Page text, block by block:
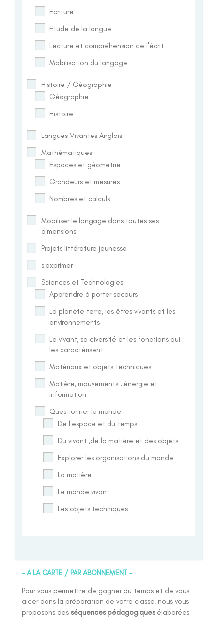
– A LA CARTE / PAR ABONNEMENT –
Pour vous permettre de gagner du temps et de vous
aider dans la préparation de votre classe, nous vous
proposons des séquences pédagogiquesélaborées
Ecriture
Etude de la langue
Lecture et compréhension de l'écrit
Mobilisation du langage
Histoire / Géographie
Géographie
Histoire
Langues Vivantes Anglais
Mathématiques
Espaces et géométrie
Grandeurs et mesures
Nombres et calculs
Mobiliser le langage dans toutes ses
dimensions
Projets littérature jeunesse
s'exprimer
Sciences et Technologies
Apprendre à porter secours
La planète terre, les êtres vivants et les
environnements
Le vivant, sa diversité et les fonctions qui
les caractérisent
Matériaux et objets techniques
Matière, mouvements , énergie et
information
Questionner le monde
De l'espace et du temps
Du vivant ,de la matière et des objets
Explorer les organisations du monde
La matière
Le monde vivant
Les objets techniques